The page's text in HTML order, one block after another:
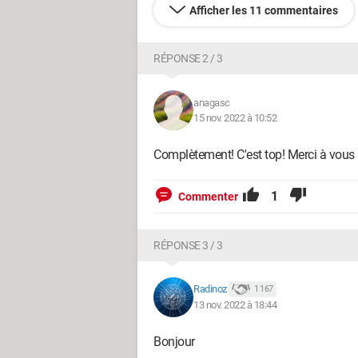
Afficher les 11 commentaires
RÉPONSE 2 / 3
anagasc
15 nov. 2022 à 10:52
Complètement! C'est top! Merci à vous
Commenter 1
RÉPONSE 3 / 3
Radinoz 1 167
13 nov. 2022 à 18:44
Bonjour